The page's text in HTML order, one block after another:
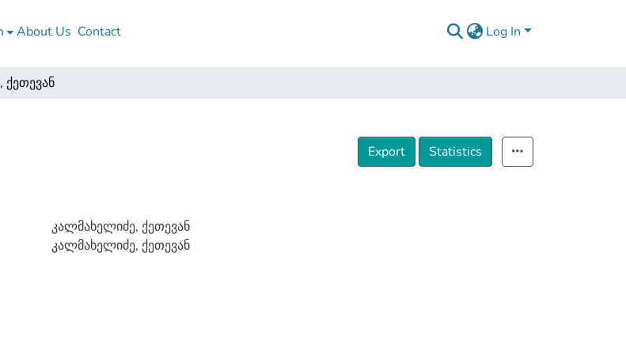
About Us Contact Log In
Export Statistics
კალმახელიძე, ქეთევან
კალმახელიძე, ქეთევან